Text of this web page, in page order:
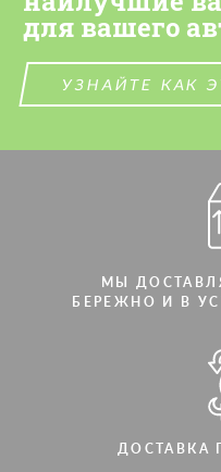
для вашего
УЗНАЙТЕ КАК
МЫ
БЕРЕЖНО И В
ДОСТАВКА
Мы